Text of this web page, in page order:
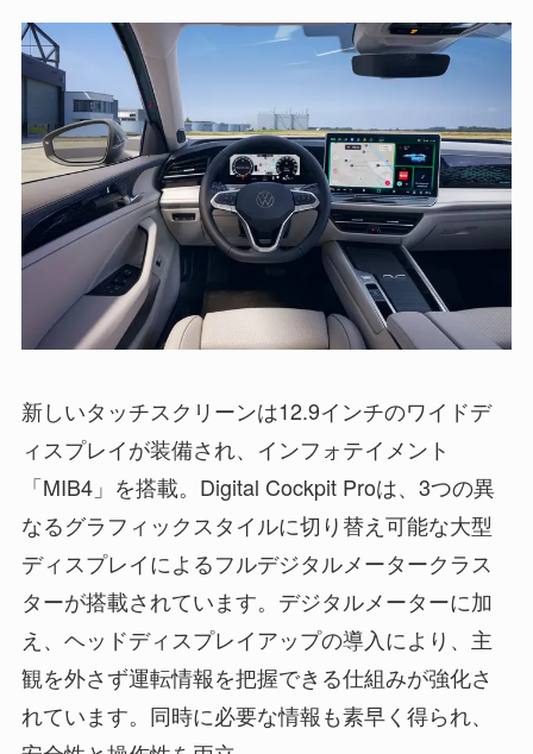
新しいタッチスクリーンは12.9インチのワイドデ
ィスプレイが装備され、インフォテイメント
「MIB4」を搭載。Digital Cockpit Proは、3つの異
なるグラフィックスタイルに切り替え可能な大型
ディスプレイによるフルデジタルメータークラス
ターが搭載されています。デジタルメーターに加
え、ヘッドディスプレイアップの導入により、主
観を外さず運転情報を把握できる仕組みが強化さ
れています。同時に必要な情報も素早く得られ、